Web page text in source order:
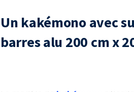
Un kakémono avec
barres alu 200 cm x